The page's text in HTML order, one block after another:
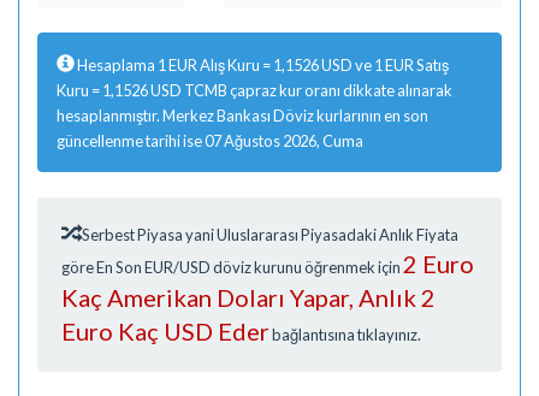
Hesaplama 1 EUR Alış Kuru = 1,1526 USD ve 1 EUR Satış
Kuru = 1,1526 USD TCMB çapraz kur oranı dikkate alınarak
hesaplanmıştır. Merkez Bankası Döviz kurlarının en son
güncellenme tarihi ise 07 Ağustos 2026, Cuma
Serbest Piyasa yani Uluslararası Piyasadaki Anlık Fiyata
göre En Son EUR/USD döviz kurunu öğrenmek için 2 Euro
Kaç Amerikan Doları Yapar, Anlık 2
Euro Kaç USD Ederbağlantısına tıklayınız.